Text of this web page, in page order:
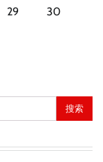
29
30